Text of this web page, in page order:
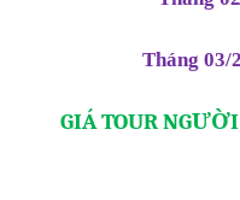
Tháng 03/
GIÁ TOUR